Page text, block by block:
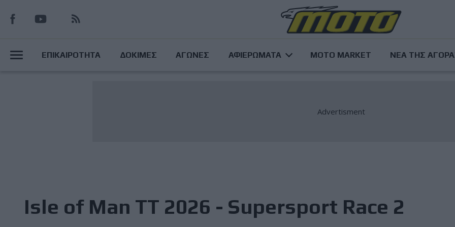
προς
κυρίως
MainΕΠΙΚΑΙΡΟΤΗΤΑ ΔΟΚΙΜΕΣ ΑΓΩΝΕΣ ΑΦΙΕΡΩΜΑΤΑ MOTO MARKET ΝΕΑ ΤΗΣ
Isle of Man TT 2026 - Supersport Race 2